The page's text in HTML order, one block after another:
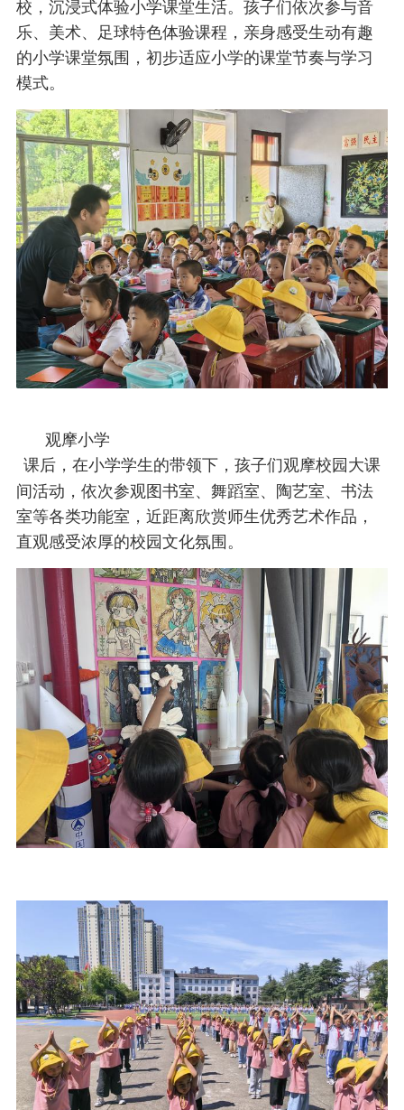
校，沉浸式体验小学课堂生活。孩子们依次参与音
乐、美术、足球特色体验课程，亲身感受生动有趣
的小学课堂氛围，初步适应小学的课堂节奏与学习
模式。
观摩小学
课后，在小学学生的带领下，孩子们观摩校园大课
间活动，依次参观图书室、舞蹈室、陶艺室、书法
室等各类功能室，近距离欣赏师生优秀艺术作品，
直观感受浓厚的校园文化氛围。